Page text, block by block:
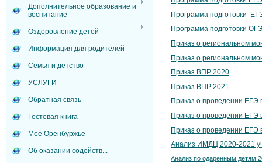
Дополнительное образование и
воспитание
Оздоровление детей
Информация для родителей
Семья и детство
УСЛУГИ
Обратная связь
Гостевая книга
Моё Оренбуржье
Об оказании содейств...
Программа подготовки
Программа подготовки
Приказ о региональном
Приказ о региональном
Приказ ВПР 2020
Приказ ВПР 2021
Приказ о проведении ЕГЭ
Приказ о проведении ЕГЭ
Приказ о проведении ЕГЭ
Анализ ИМДЦ 2020-2021
Анализ по одаренным детям